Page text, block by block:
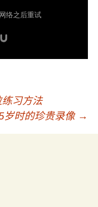
习方法
岁时的珍贵录像 →